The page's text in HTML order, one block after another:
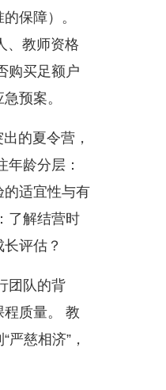
保障）。
、教师资格
购买足额户
预案。
的夏令营，
龄分层：
的适宜性与有
了解结营时
评估？
团队的背
质量。 教
慈相济”，